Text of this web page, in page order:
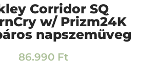
Corridor SQ
w/ Prizm24K
napszemüveg
86.990 Ft